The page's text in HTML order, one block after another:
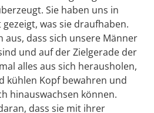
Sie haben uns in
was sie draufhaben.
aus, dass sich unsere Männer
und auf der Zielgerade der
alles aus sich herausholen,
kühlen Kopf bewahren und
hinauswachsen können.
dass sie mit ihrer